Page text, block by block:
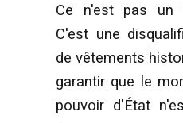
Ce n'est pas un
C'est une
de vêtements
garantir que le
pouvoir d'État